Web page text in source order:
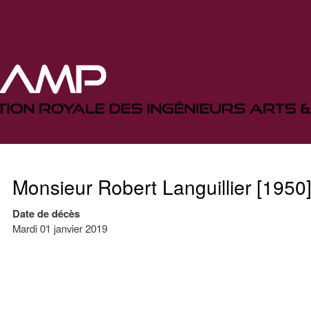
Monsieur Robert Languillier [1950]
Date de décès
Mardi 01 janvier 2019